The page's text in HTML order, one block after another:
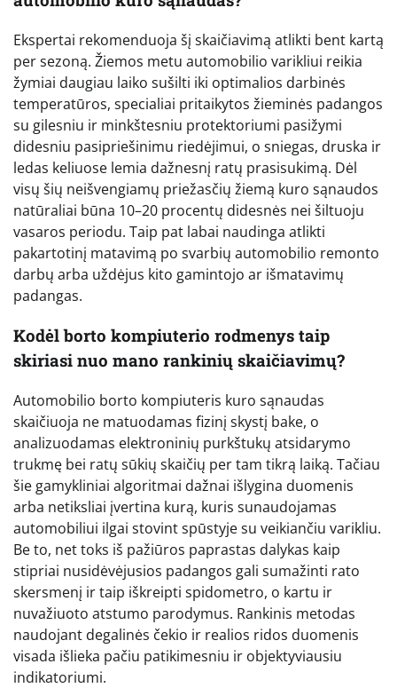
Ekspertai rekomenduoja šį skaičiavimą atlikti bent kartą
per sezoną. Žiemos metu automobilio varikliui reikia
žymiai daugiau laiko sušilti iki optimalios darbinės
temperatūros, specialiai pritaikytos žieminės padangos
su gilesniu ir minkštesniu protektoriumi pasižymi
didesniu pasipriešinimu riedėjimui, o sniegas, druska ir
ledas keliuose lemia dažnesnį ratų prasisukimą. Dėl
visų šių neišvengiamų priežasčių žiemą kuro sąnaudos
natūraliai būna 10–20 procentų didesnės nei šiltuoju
vasaros periodu. Taip pat labai naudinga atlikti
pakartotinį matavimą po svarbių automobilio remonto
darbų arba uždėjus kito gamintojo ar išmatavimų
padangas.
Kodėl borto kompiuterio rodmenys taip
skiriasi nuo mano rankinių skaičiavimų?
Automobilio borto kompiuteris kuro sąnaudas
skaičiuoja ne matuodamas fizinį skystį bake, o
analizuodamas elektroninių purkštukų atsidarymo
trukmę bei ratų sūkių skaičių per tam tikrą laiką. Tačiau
šie gamykliniai algoritmai dažnai išlygina duomenis
arba netiksliai įvertina kurą, kuris sunaudojamas
automobiliui ilgai stovint spūstyje su veikiančiu varikliu.
Be to, net toks iš pažiūros paprastas dalykas kaip
stipriai nusidėvėjusios padangos gali sumažinti rato
skersmenį ir taip iškreipti spidometro, o kartu ir
nuvažiuoto atstumo parodymus. Rankinis metodas
naudojant degalinės čekio ir realios ridos duomenis
visada išlieka pačiu patikimesniu ir objektyviausiu
indikatoriumi.